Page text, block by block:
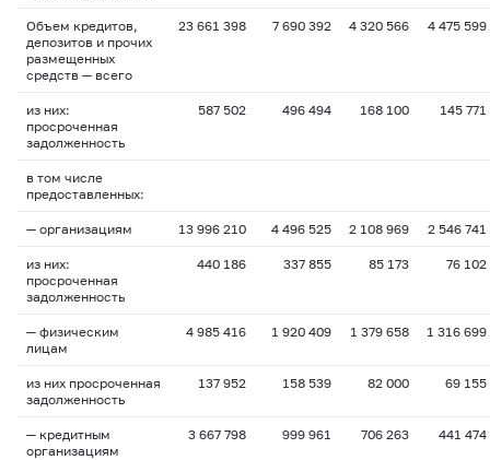
Объем кредитов,
депозитов и прочих
размещенных
средств — всего
23 661 398 7 690 392 4 320 566 4 475 599
из них:
просроченная
задолженность
587 502 496 494 168 100 145 771
в том числе
предоставленных:
— организациям 13 996 210 4 496 525 2 108 969 2 546 741
из них:
просроченная
задолженность
440 186 337 855 85 173 76 102
— физическим
лицам
4 985 416 1 920 409 1 379 658 1 316 699
из них просроченная
задолженность
137 952 158 539 82 000 69 155
— кредитным
организациям
3 667 798 999 961 706 263 441 474